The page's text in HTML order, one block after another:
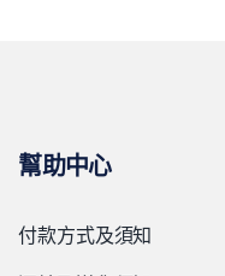
幫助中心
付款方式及須知